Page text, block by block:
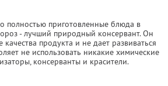
полностью приготовленные блюда в
- лучший природный консервант. Он
качества продукта и не дает развиваться
не использовать никакие химические
консерванты и красители.